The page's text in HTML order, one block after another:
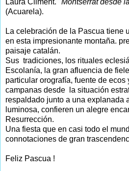
Laura Climent.
"Montserrat desde
(Acuarela).
La celebración de la Pascua tiene
en esta impresionante montaña.
paisaje catalán.
Sus tradiciones, los rituales
Escolanía, la gran afluencia de
particular orografía, fuente de
campanas desde la situación
respaldado junto a una explanada
luminosa, confieren un alegre
Resurrección.
Una fiesta que en casi todo el
connotaciones de gran
Feliz Pascua !